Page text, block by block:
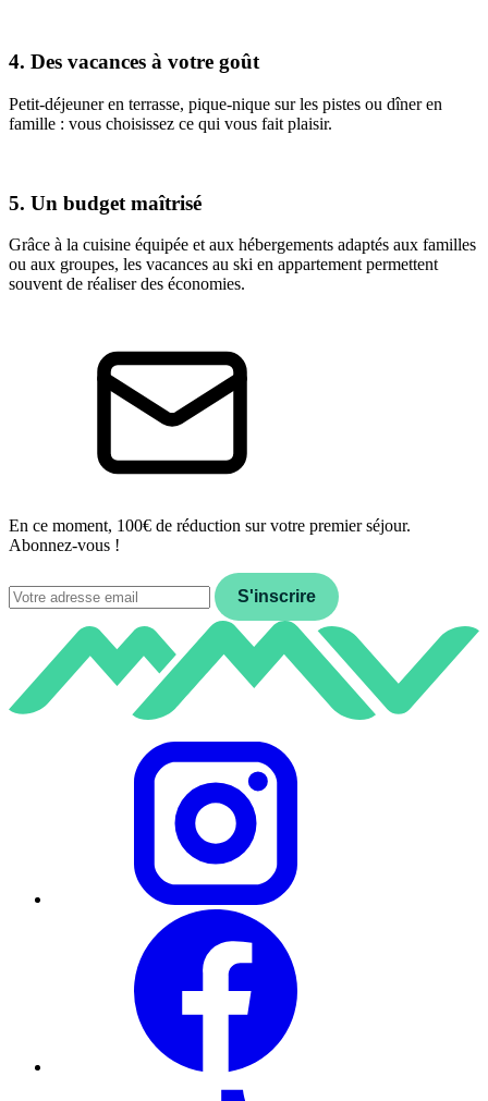
4. Des vacances à votre goût
Petit-déjeuner en terrasse, pique-nique sur les pistes ou dîner en
famille : vous choisissez ce qui vous fait plaisir.
5. Un budget maîtrisé
Grâce à la cuisine équipée et aux hébergements adaptés aux familles
ou aux groupes, les vacances au ski en appartement permettent
souvent de réaliser des économies.
En ce moment, 100€ de réduction sur votre premier séjour.
Abonnez-vous !
Email
S'inscrire